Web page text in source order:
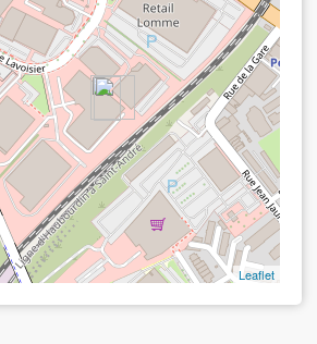
Leaflet